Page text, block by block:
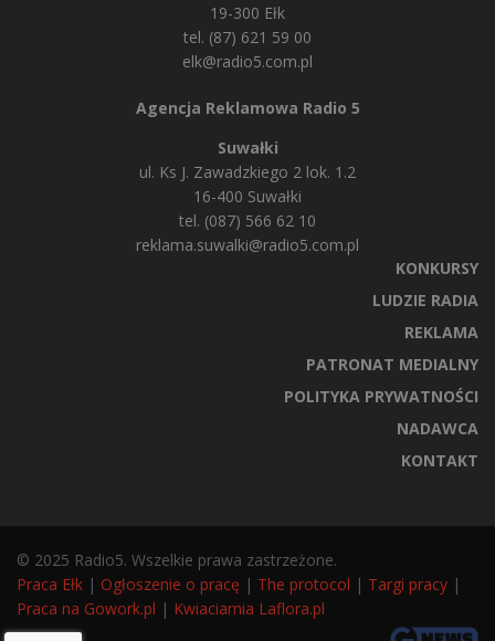
19-300 Ełk
tel. (87) 621 59 00
elk@radio5.com.pl
Agencja Reklamowa Radio 5
Suwałki
ul. Ks J. Zawadzkiego 2 lok. 1.2
16-400 Suwałki
tel. (087) 566 62 10
reklama.suwalki@radio5.com.pl
KONKURSY
LUDZIE RADIA
REKLAMA
PATRONAT MEDIALNY
POLITYKA PRYWATNOŚCI
NADAWCA
KONTAKT
© 2025 Radio5. Wszelkie prawa zastrzeżone.
Praca Ełk | Ogłoszenie o pracę | The protocol | Targi pracy |
Praca na Gowork.pl | Kwiaciarnia Laflora.pl